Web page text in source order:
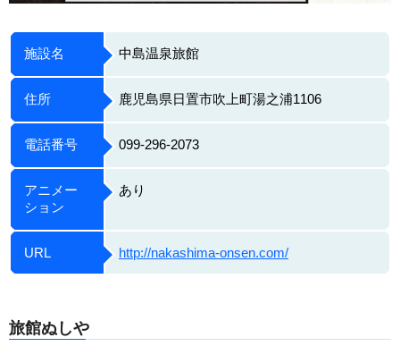
施設名 中島温泉旅館
住所 鹿児島県日置市吹上町湯之浦1106
電話番号 099-296-2073
アニメー
ション
あり
URL http://nakashima-onsen.com/
旅館ぬしや